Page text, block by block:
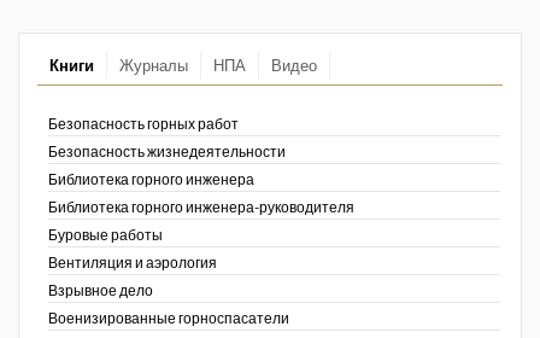
Книги Журналы НПА Видео
Безопасность горных работ
Безопасность жизнедеятельности
Библиотека горного инженера
Библиотека горного инженера-руководителя
Буровые работы
Вентиляция и аэрология
Взрывное дело
Военизированные горноспасатели
Маркшейдерия и недропользование
Медицина катастроф
Минеральные ресурсы России
Нефтегазовые технологии